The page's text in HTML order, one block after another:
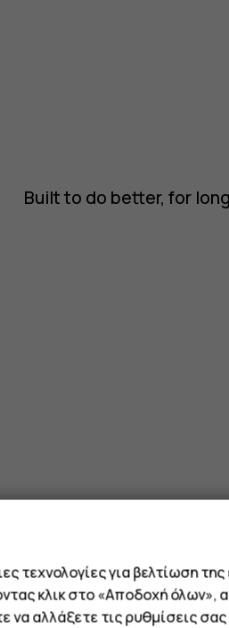
Built to do better, for
τεχνολογίες για βελτίωση της
κλικ στο «Αποδοχή
να αλλάξετε τις ρυθμίσεις